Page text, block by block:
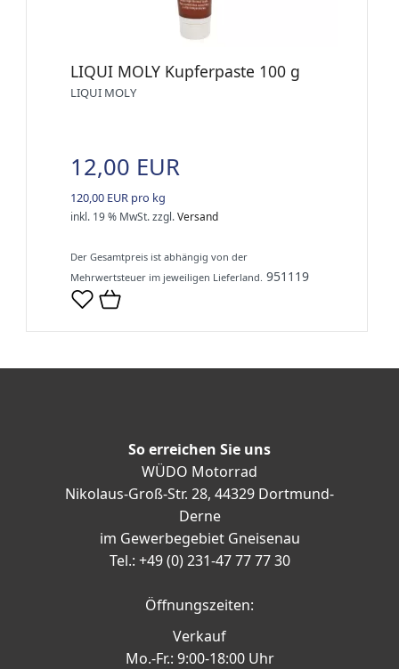
LIQUI MOLY Kupferpaste 100 g
LIQUI MOLY
12,00 EUR
120,00 EUR pro kg
inkl. 19 % MwSt.zzgl.Versand
Der Gesamtpreis ist abhängig von der
Mehrwertsteuer im jeweiligen Lieferland. 951119
So erreichen Sie uns
WÜDO Motorrad
Nikolaus-Groß-Str. 28, 44329 Dortmund-
Derne
im Gewerbegebiet Gneisenau
Tel.: +49 (0) 231-47 77 77 30
Öffnungszeiten:
Verkauf
Mo.-Fr.: 9:00-18:00 Uhr